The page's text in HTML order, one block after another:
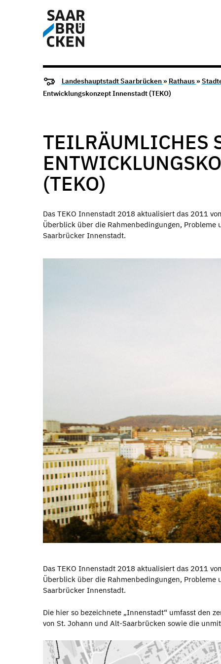
Landeshauptstadt Saarbrücken » Rathaus »
Entwicklungskonzept Innenstadt (TEKO)
TEILRÄUMLICHES
(TEKO)
Das TEKO Innenstadt 2018 aktualisiert das 2011
Überblick über die Rahmenbedingungen,
Saarbrücker Innenstadt.
Das TEKO Innenstadt 2018 aktualisiert das 2011
Überblick über die Rahmenbedingungen,
Saarbrücker Innenstadt.
Die hier so bezeichnete „Innenstadt“ umfasst den
von St. Johann und Alt-Saarbrücken sowie die